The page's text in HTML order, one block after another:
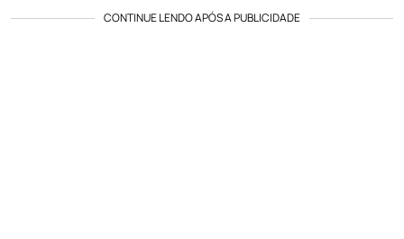
CONTINUE LENDO APÓS A PUBLICIDADE